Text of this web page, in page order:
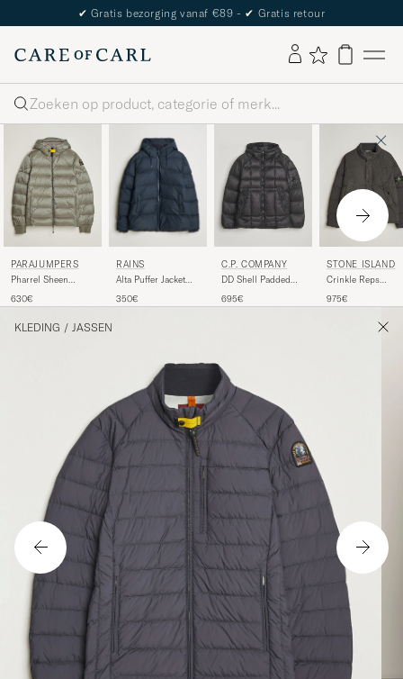
✔ Gratis bezorging vanaf €89 - ✔ Gratis retour
Zoeken
PARAJUMPERS
Pharrel Sheen
Grey
630€
RAINS
Alta Puffer Jacket
350€
C.P. COMPANY
DD Shell Padded
695€
STONE ISLAND
Crinkle Reps
Lead Grey
975€
KLEDING / JASSEN